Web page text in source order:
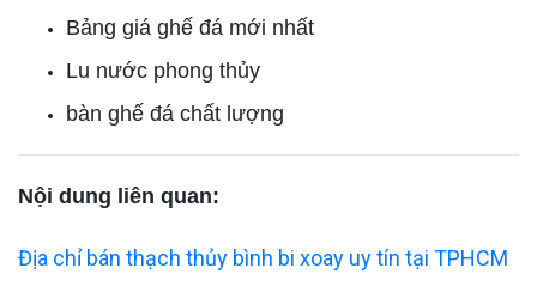
Bảng giá ghế đá mới nhất
Lu nước phong thủy
bàn ghế đá chất lượng
Nội dung liên quan:
Địa chỉ bán thạch thủy bình bi xoay uy tín tại TPHCM